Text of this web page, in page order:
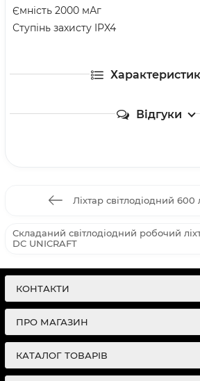
Ємність 2000 мАг
Ступінь захисту IPX4
Відгуки
Ліхтар світлодіодний
Складаний світлодіодний робочий
DC UNICRAFT
КОНТАКТИ
ПРО МАГАЗИН
КАТАЛОГ ТОВАРІВ